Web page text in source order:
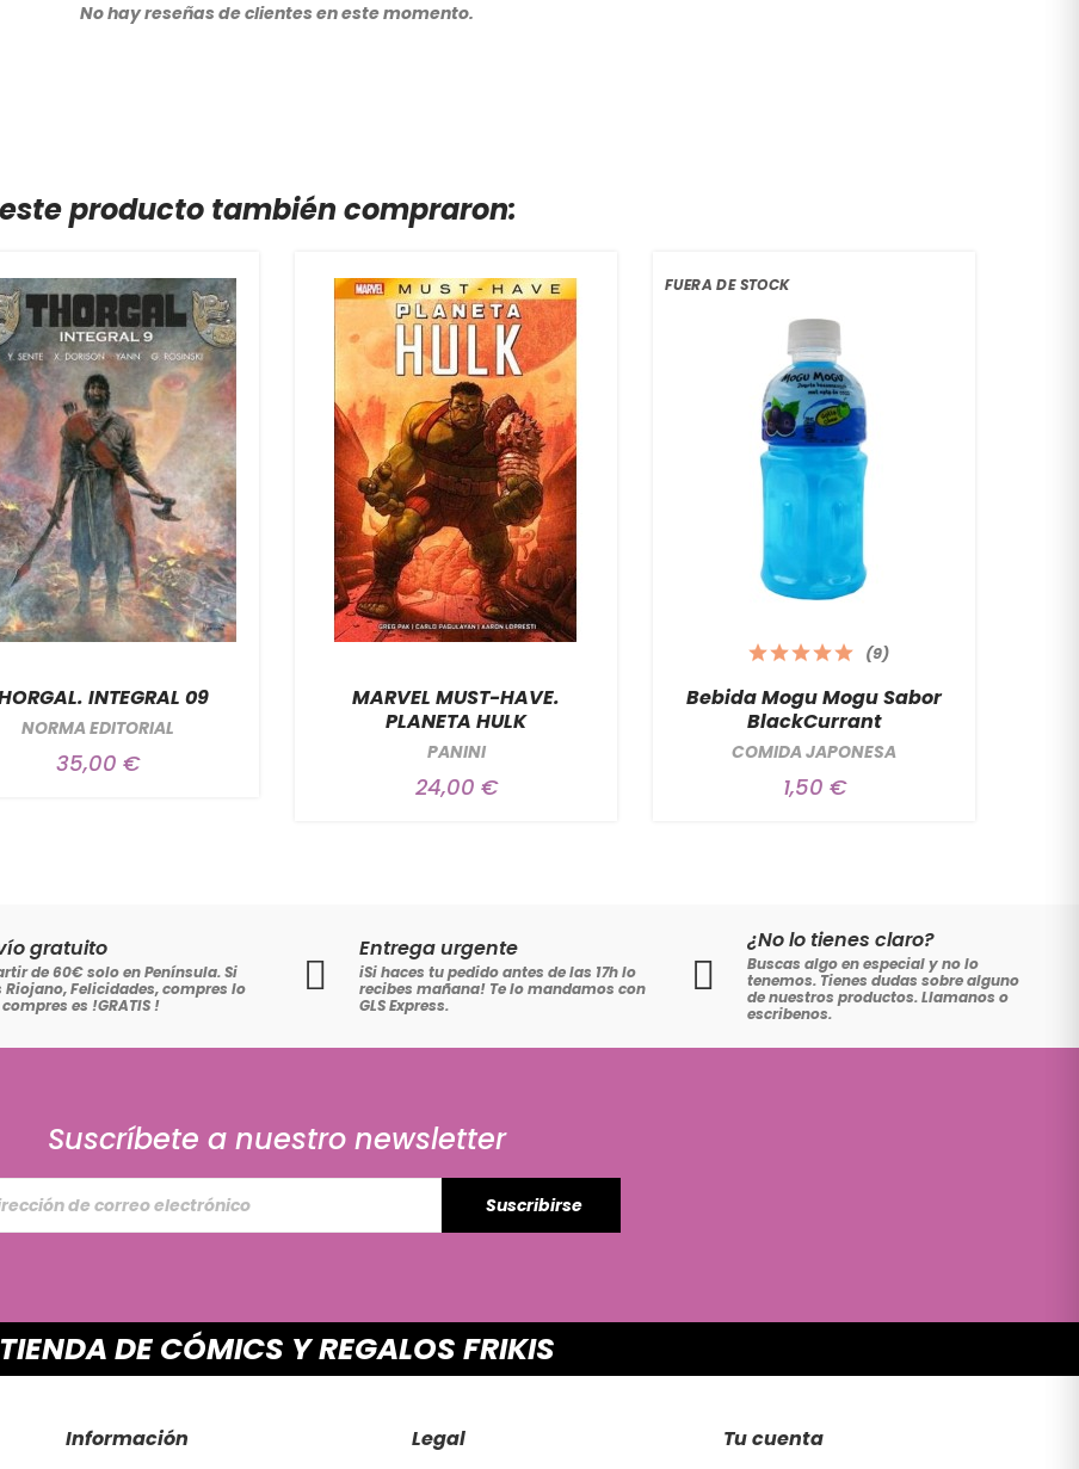
No hay reseñas de clientes en este momento.
producto también compraron:
INTEGRAL 09
NORMA EDITORIAL
35,00 €
MARVEL MUST-HAVE.
PLANETA HULK
PANINI
24,00 €
FUERA DE STOCK
Bebida Mogu Mogu Sabor
BlackCurrant
COMIDA JAPONESA
(9)
1,50 €
gratuito
de 60€ solo en Península. Si
Riojano, Felicidades, compres lo
es !GRATIS !
Entrega urgente
iSi haces tu pedido antes de las 17h lo
recibes mañana! Te lo mandamos con
GLS Express.
¿No lo tienes claro?
Buscas algo en especial y no lo
tenemos. Tienes dudas sobre alguno
de nuestros productos. Llamanos o
escribenos.
Suscríbete a nuestro newsletter
Suscribirse
TIENDA DE CÓMICS Y REGALOS FRIKIS
Información Legal Tu cuenta